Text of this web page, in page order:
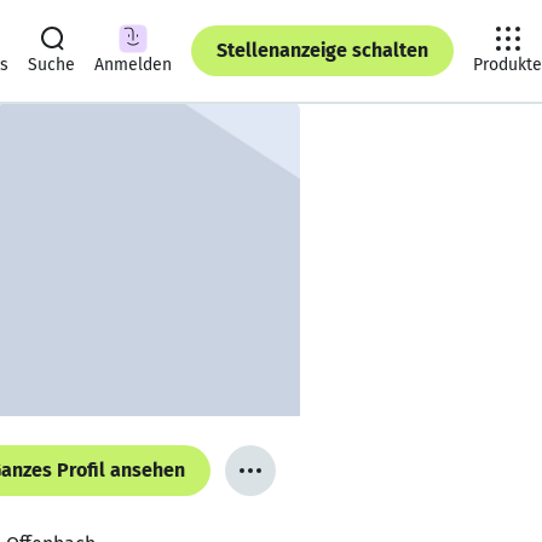
Suche Anmelden
Stellenanzeige schalten
Produkte
Profil ansehen